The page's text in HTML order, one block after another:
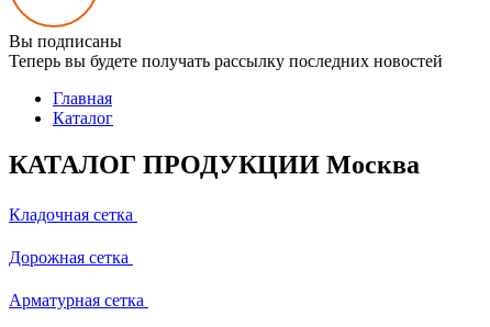
Вы подписаны
Теперь вы будете получать рассылку последних новостей
Главная
Каталог
КАТАЛОГ ПРОДУКЦИИ Москва
Кладочная сетка
Дорожная сетка
Арматурная сетка